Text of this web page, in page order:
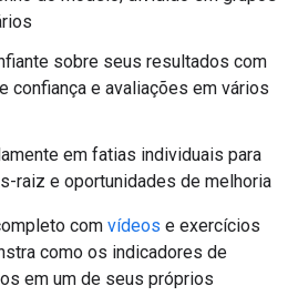
sobre seus resultados com
confiança e avaliações em vários
em fatias individuais para
raiz e oportunidades de melhoria
com vídeos e exercícios
como os indicadores de
​​em um de seus próprios